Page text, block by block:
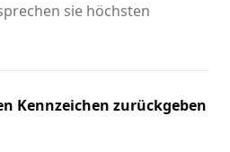
sie höchsten
Kennzeichen zurückgeben